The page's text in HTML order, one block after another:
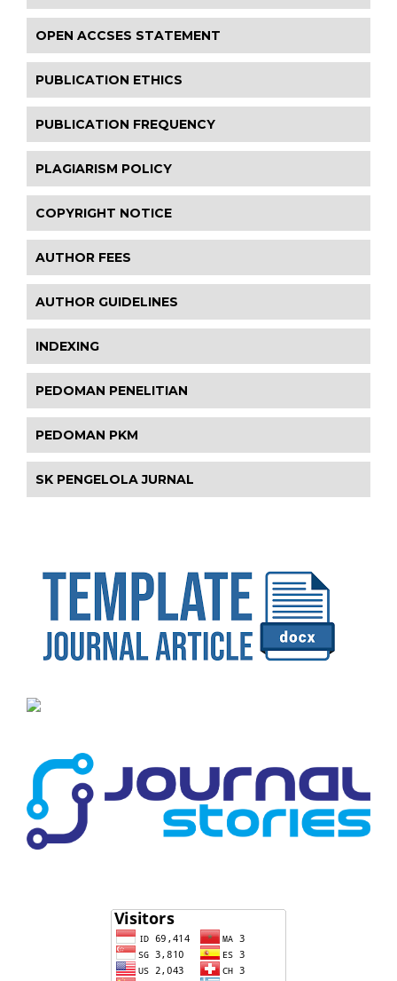
OPEN ACCSES STATEMENT
PUBLICATION ETHICS
PUBLICATION FREQUENCY
PLAGIARISM POLICY
COPYRIGHT NOTICE
AUTHOR FEES
AUTHOR GUIDELINES
INDEXING
PEDOMAN PENELITIAN
PEDOMAN PKM
SK PENGELOLA JURNAL